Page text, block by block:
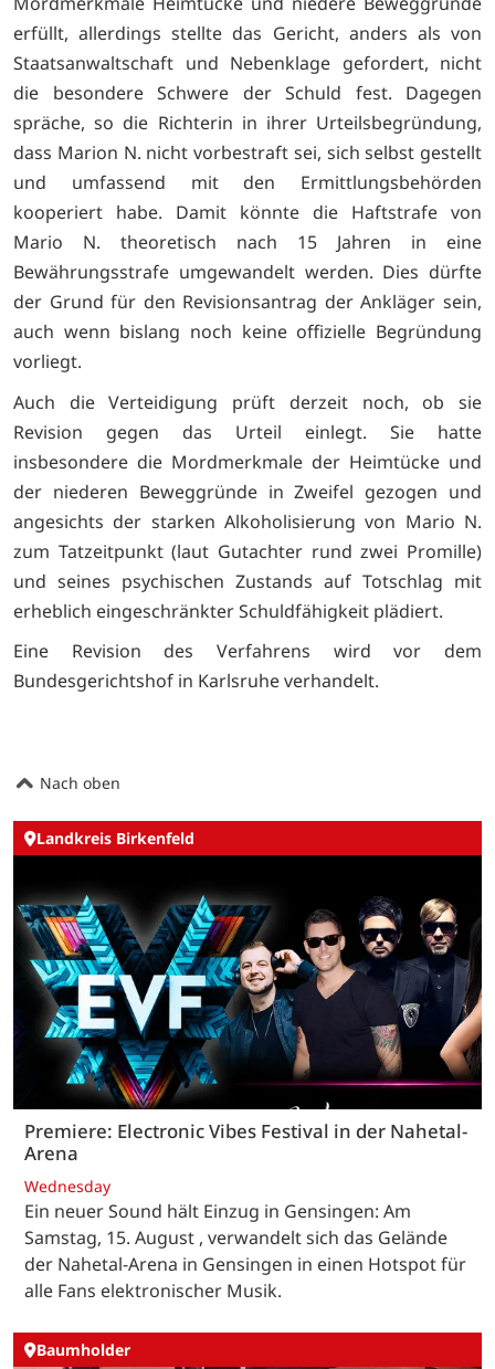
erfüllt, allerdings stellte das Gericht, anders als von
Staatsanwaltschaft und Nebenklage gefordert, nicht
die besondere Schwere der Schuld fest. Dagegen
spräche, so die Richterin in ihrer Urteilsbegründung,
dass Marion N. nicht vorbestraft sei, sich selbst gestellt
und umfassend mit den Ermittlungsbehörden
kooperiert habe. Damit könnte die Haftstrafe von
Mario N. theoretisch nach 15 Jahren in eine
Bewährungsstrafe umgewandelt werden. Dies dürfte
der Grund für den Revisionsantrag der Ankläger sein,
auch wenn bislang noch keine offizielle Begründung
vorliegt.
Auch die Verteidigung prüft derzeit noch, ob sie
Revision gegen das Urteil einlegt. Sie hatte
insbesondere die Mordmerkmale der Heimtücke und
der niederen Beweggründe in Zweifel gezogen und
angesichts der starken Alkoholisierung von Mario N.
zum Tatzeitpunkt (laut Gutachter rund zwei Promille)
und seines psychischen Zustands auf Totschlag mit
erheblich eingeschränkter Schuldfähigkeit plädiert.
Eine Revision des Verfahrens wird vor dem
Bundesgerichtshof in Karlsruhe verhandelt.
Nach oben
Landkreis Birkenfeld
Premiere: Electronic Vibes Festival in der Nahetal-
Arena
Wednesday
Ein neuer Sound hält Einzug in Gensingen: Am
Samstag, 15. August , verwandelt sich das Gelände
der Nahetal-Arena in Gensingen in einen Hotspot für
alle Fans elektronischer Musik.
Baumholder